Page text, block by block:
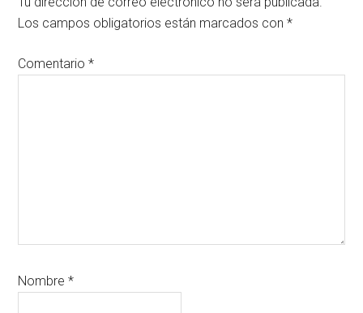
los
lectores
Los campos obligatorios están marcados con*
Comentario*
Nombre*